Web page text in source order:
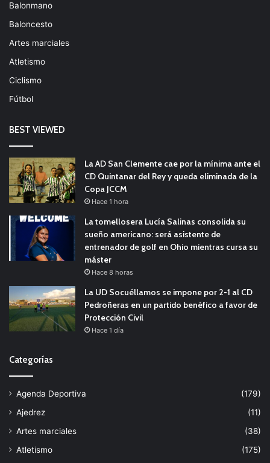
Balonmano
Baloncesto
Artes marciales
Atletismo
Ciclismo
Fútbol
BEST VIEWED
La AD San Clemente cae por la mínima ante el
CD Quintanar del Rey y queda eliminada de la
Copa JCCM
Hace 1 hora
La tomellosera Lucía Salinas consolida su
sueño americano: será asistente de
entrenador de golf en Ohio mientras cursa su
máster
Hace 8 horas
La UD Socuéllamos se impone por 2-1 al CD
Pedroñeras en un partido benéfico a favor de
Protección Civil
Hace 1 día
Categorías
Agenda Deportiva
(179)
Ajedrez
(11)
Artes marciales
(38)
Atletismo
(175)